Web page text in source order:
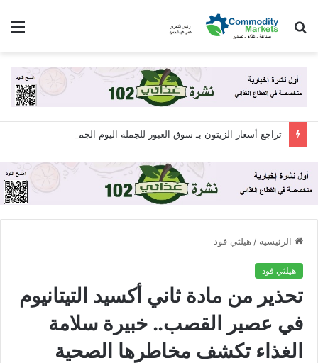
بحث
الرئيسية / هيلثي فود
هيلثي فود
تحذير من مادة ثاني أكسيد التيتانيوم
في عصير القصب.. خبيرة سلامة
الغذاء تكشف مخاطرها الصحية